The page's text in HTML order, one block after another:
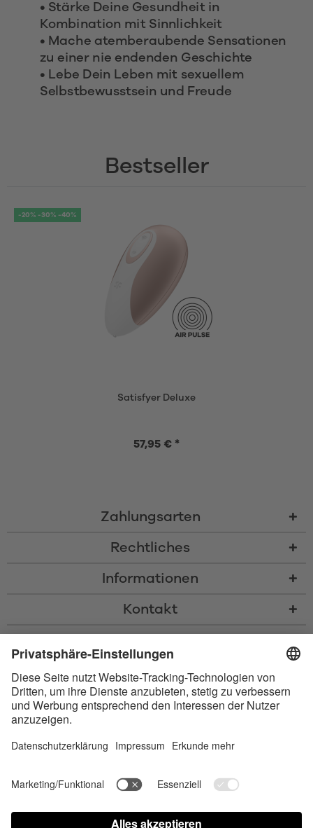
• Stärke Deine Gesundheit in
Kombination mit Sinnlichkeit
• Mache atemberaubende Sensationen
zu einer nie endenden Geschichte
• Lebe Dein Leben mit sexuellem
Selbstbewusstsein und Freude
Bestseller
-20% -30% -40%
Satisfyer Deluxe
57,95 € *
Zahlungsarten
Rechtliches
Informationen
Kontakt
Nachnahmegebühren, wenn nicht anders beschrieben
und Eigentum der Bluetooth SIG, Inc. Die Nutzung dieser Marken durch
Satisfyer GmbH erfolgt unter Lizenz.